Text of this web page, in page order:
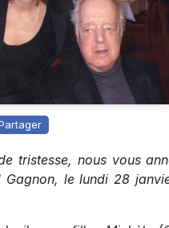
tristesse, nous vous
Gagnon, le lundi 28